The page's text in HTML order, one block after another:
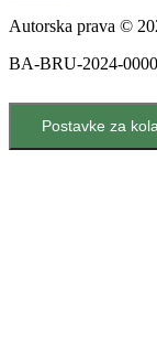
Autorska prava ©
BA-BRU-2024-
Postavke za